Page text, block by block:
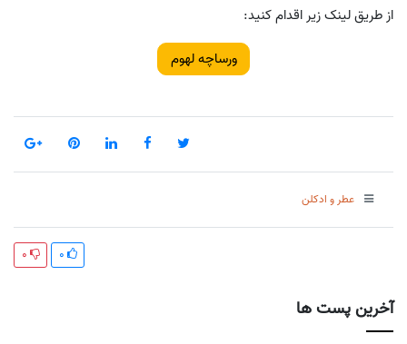
آخرین پست ها
از طریق لینک زیر اقدام کنید:
ورساچه لهوم
عطر و ادکلن